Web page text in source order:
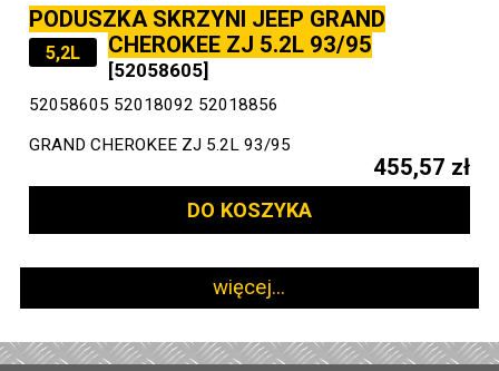
PODUSZKA SKRZYNI JEEP GRAND
CHEROKEE ZJ 5.2L 93/95
5,2L
[52058605]
52058605 52018092 52018856
GRAND CHEROKEE ZJ 5.2L 93/95
455,57 zł
DO KOSZYKA
więcej...